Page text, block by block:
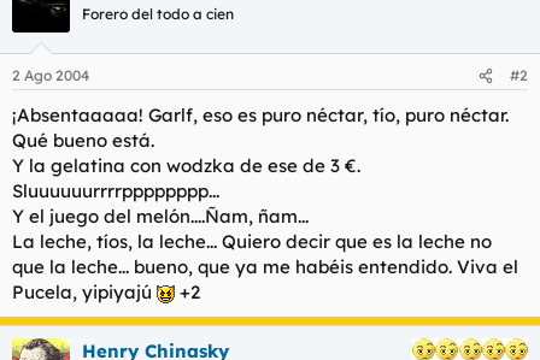
Forero del todo a cien
2 Ago 2004 #2
¡Absentaaaaa! Garlf, eso es puro néctar, tío, puro néctar.
Qué bueno está.
Y la gelatina con wodzka de ese de 3 €.
Sluuuuuurrrrpppppppp...
Y el juego del melón....Ñam, ñam...
La leche, tíos, la leche... Quiero decir que es la leche no
que la leche... bueno, que ya me habéis entendido. Viva el
Pucela, yipiyajú
+2
Henry Chinasky